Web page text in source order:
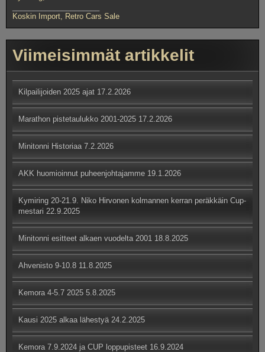
Koskin Import, Retro Cars Sale
Viimeisimmät artikkelit
Kilpailijoiden 2025 ajat 17.2.2026
Marathon pistetaulukko 2001-2025 17.2.2026
Minitonni Historiaa 7.2.2026
AKK huomioinnut puheenjohtajamme 19.1.2026
Kymiring 20-21.9. Niko Hirvonen kolmannen kerran peräkkäin Cup-
mestari 22.9.2025
Minitonni esitteet alkaen vuodelta 2001 18.8.2025
Ahvenisto 9-10.8 11.8.2025
Kemora 4-5.7 2025 5.8.2025
Kausi 2025 alkaa lähestyä 24.2.2025
Kemora 7.9.2024 ja CUP loppupisteet 16.9.2024